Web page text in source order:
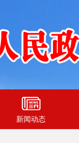
新闻动态